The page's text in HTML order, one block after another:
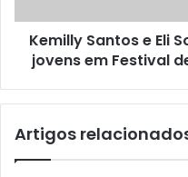
Kemilly Santos e Eli
jovens em Festival
Artigos